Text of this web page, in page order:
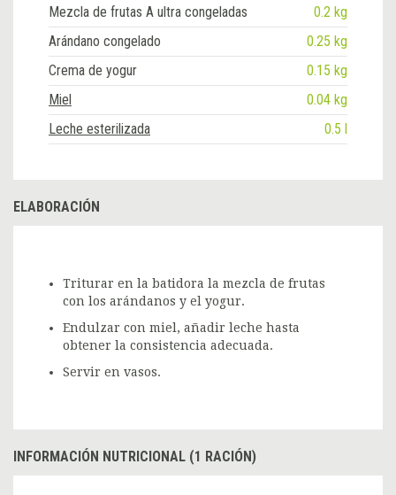
Mezcla de frutas A ultra congeladas
0.2 kg
Arándano congelado
0.25 kg
Crema de yogur
0.15 kg
Miel
0.04 kg
Leche esterilizada
0.5 l
ELABORACIÓN
Triturar en la batidora la mezcla de frutas
con los arándanos y el yogur.
Endulzar con miel, añadir leche hasta
obtener la consistencia adecuada.
Servir en vasos.
INFORMACIÓN NUTRICIONAL (1 RACIÓN)